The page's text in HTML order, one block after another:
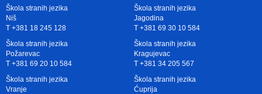
Škola stranih jezika
Niš
T +381 18 245 128
Škola stranih jezika
Jagodina
T +381 69 30 10 584
Škola stranih jezika
Požarevac
T +381 69 20 10 584
Škola stranih jezika
Kragujevac
T +381 34 205 567
Škola stranih jezika
Vranje
Škola stranih jezika
Ćuprija